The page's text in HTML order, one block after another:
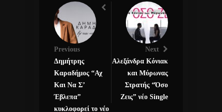
Previous
Δημήτρης
Καραδήμος “Αχ
Και Να Σ’
Έβλεπα”
κυκλοφορεί το νέο
Next
Αλεξάνδρα Κόνιακ
και Μύρωνας
Στρατής “Όσο
Ζεις” νέο Single